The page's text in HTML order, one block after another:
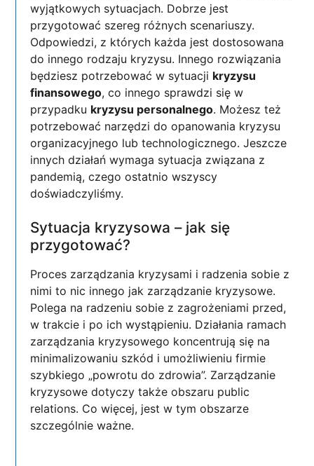
wyjątkowych sytuacjach. Dobrze jest
przygotować szereg różnych scenariuszy.
Odpowiedzi, z których każda jest dostosowana
do innego rodzaju kryzysu. Innego rozwiązania
będziesz potrzebować w sytuacji kryzysu
finansowego, co innego sprawdzi się w
przypadku kryzysu personalnego. Możesz też
potrzebować narzędzi do opanowania kryzysu
organizacyjnego lub technologicznego. Jeszcze
innych działań wymaga sytuacja związana z
pandemią, czego ostatnio wszyscy
doświadczyliśmy.
Sytuacja kryzysowa – jak się
przygotować?
Proces zarządzania kryzysami i radzenia sobie z
nimi to nic innego jak zarządzanie kryzysowe.
Polega na radzeniu sobie z zagrożeniami przed,
w trakcie i po ich wystąpieniu. Działania ramach
zarządzania kryzysowego koncentrują się na
minimalizowaniu szkód i umożliwieniu firmie
szybkiego „powrotu do zdrowia”. Zarządzanie
kryzysowe dotyczy także obszaru public
relations. Co więcej, jest w tym obszarze
szczególnie ważne.